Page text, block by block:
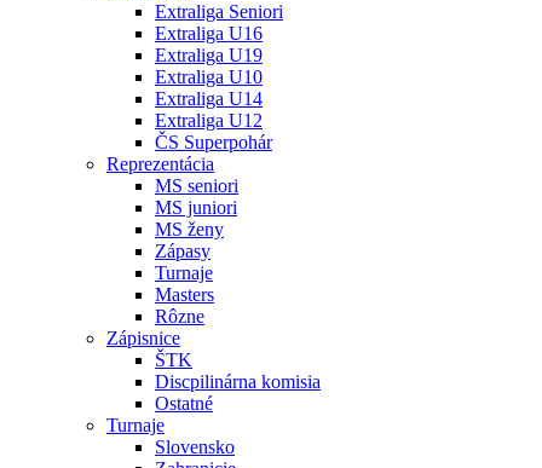
Extraliga Seniori
Extraliga U16
Extraliga U19
Extraliga U10
Extraliga U14
Extraliga U12
ČS Superpohár
Reprezentácia
MS seniori
MS juniori
MS ženy
Zápasy
Turnaje
Masters
Rôzne
Zápisnice
ŠTK
Discpilinárna komisia
Ostatné
Turnaje
Slovensko